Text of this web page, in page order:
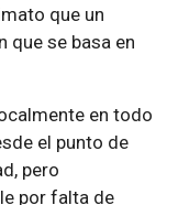
que un
que se basa en
en todo
el punto de
pero
por falta de